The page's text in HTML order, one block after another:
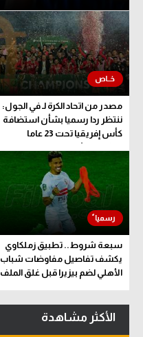
مصدر من اتحاد الكرة لـ في الجول:
ننتظر ردا رسميا بشأن استضافة
كأس إفريقيا تحت 23 عاما
سبعة شروط.. تطبيق زملكاوي
يكشف تفاصيل مفاوضات شباب
الأهلي لضم بيزيرا قبل غلق الملف
الأكثر مشاهدة